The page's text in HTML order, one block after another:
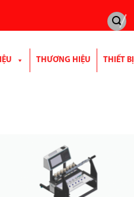
THƯƠNG HIỆU THIẾT BỊ